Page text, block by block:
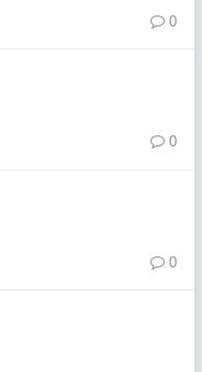
0
0
0